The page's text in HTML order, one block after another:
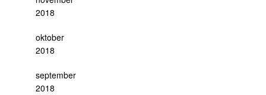
2018
oktober
2018
september
2018